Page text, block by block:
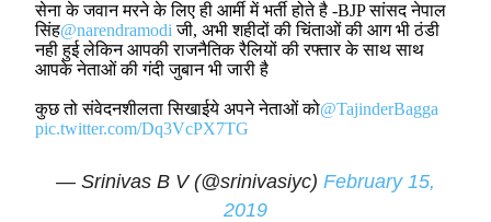
सेना के जवान मरने के लिए ही आर्मी में भर्ती होते है -BJP सांसद नेपाल
सिंह@narendramodi जी, अभी शहीदों की चिंताओं की आग भी ठंडी
नही हुई लेकिन आपकी राजनैतिक रैलियों की रफ्तार के साथ साथ
आपके नेताओं की गंदी जुबान भी जारी है
कुछ तो संवेदनशीलता सिखाईये अपने नेताओं को@TajinderBagga
pic.twitter.com/Dq3VcPX7TG
— Srinivas B V (@srinivasiyc) February 15,
2019